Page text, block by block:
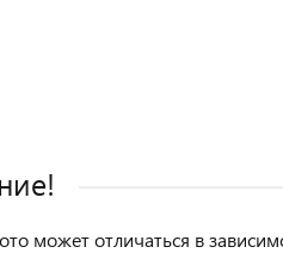
может отличаться в